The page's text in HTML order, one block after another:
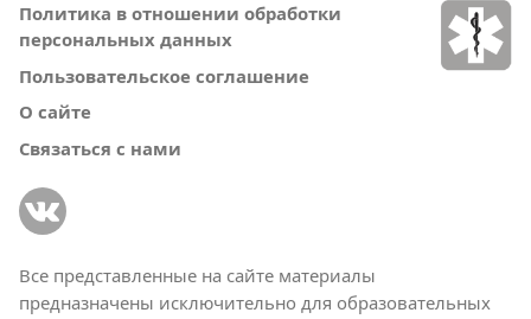
Политика в отношении обработки
персональных данных
Пользовательское соглашение
О сайте
Связаться с нами
Все представленные на сайте материалы
предназначены исключительно для образовательных